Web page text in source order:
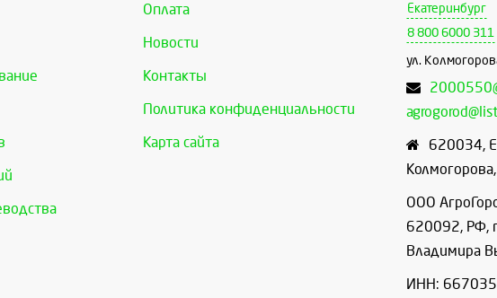
Оплата
Новости
Контакты
Политика конфиденциальности
Карта сайта
Екатеринбург
8 800 6000 311
ул.
620034,
ООО
620092, РФ,
Владимира
ИНН: